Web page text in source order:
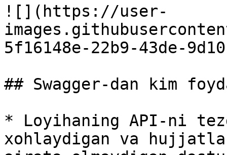
![](https://user-
5f16148e-22b9-43de-
## Swagger-dan kim
* Loyihaning API-ni
xohlaydigan va